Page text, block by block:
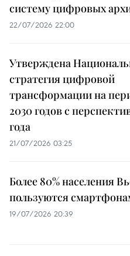
систему цифровых
22/07/2026 22:00
Утверждена
стратегия цифровой
трансформации на
2030 годов с
года
21/07/2026 03:25
Более 80% населения
пользуются
19/07/2026 20:39